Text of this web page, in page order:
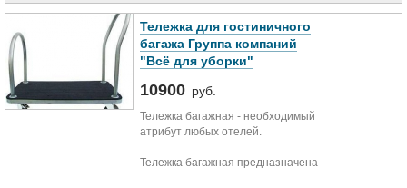
Данная модель машинки для
чистки обуви оснащена сенсорным
включением и шариковым
дозатором крема для обуви.
Декоративная накладка из стали
защищает переднюю кромку от
царапин, а щетки из синтетической
шерсти бережно очистят вашу
Тележка для гостиничного
багажа Группа компаний
"Всё для уборки"
10900 руб.
Тележка багажная - необходимый
атрибут любых отелей.
Тележка багажная предназначена